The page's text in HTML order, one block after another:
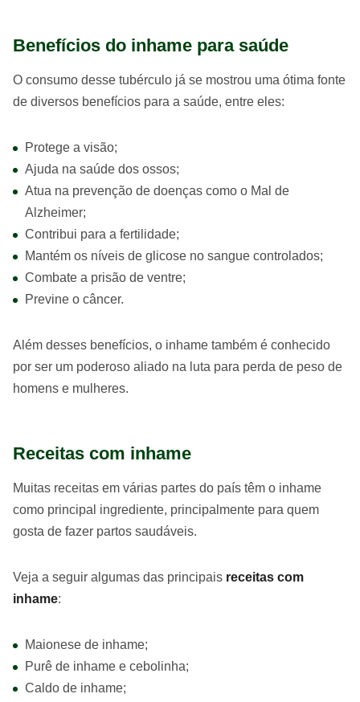
Benefícios do inhame para saúde
O consumo desse tubérculo já se mostrou uma ótima fonte
de diversos benefícios para a saúde, entre eles:
Protege a visão;
Ajuda na saúde dos ossos;
Atua na prevenção de doenças como o Mal de
Alzheimer;
Contribui para a fertilidade;
Mantém os níveis de glicose no sangue controlados;
Combate a prisão de ventre;
Previne o câncer.
Além desses benefícios, o inhame também é conhecido
por ser um poderoso aliado na luta para perda de peso de
homens e mulheres.
Receitas com inhame
Muitas receitas em várias partes do país têm o inhame
como principal ingrediente, principalmente para quem
gosta de fazer partos saudáveis.
Veja a seguir algumas das principais receitas com
inhame:
Maionese de inhame;
Purê de inhame e cebolinha;
Caldo de inhame;